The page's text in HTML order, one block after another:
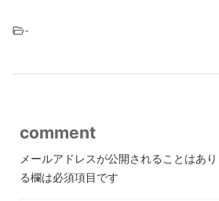
-
comment
メールアドレスが公開されることはあり
る欄は必須項目です